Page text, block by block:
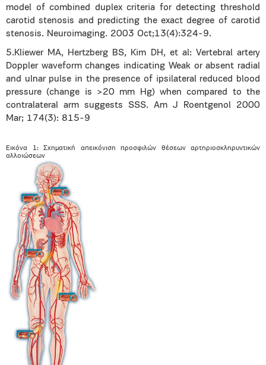
model of combined duplex criteria for detecting threshold
carotid stenosis and predicting the exact degree of carotid
stenosis. Neuroimaging. 2003 Oct;13(4):324-9.
5.Kliewer MA, Hertzberg BS, Kim DH, et al: Vertebral artery
Doppler waveform changes indicating Weak or absent radial
and ulnar pulse in the presence of ipsilateral reduced blood
pressure (change is >20 mm Hg) when compared to the
contralateral arm suggests SSS. Am J Roentgenol 2000
Mar; 174(3): 815-9
Εικόνα 1: Σχηματική απεικόνιση προσφιλών θέσεων αρτηριοσκληρυντικών
αλλοιώσεων